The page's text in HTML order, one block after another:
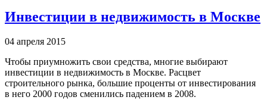
Инвестиции в недвижимость в Москве
04 апреля 2015
Чтобы приумножить свои средства, многие выбирают
инвестиции в недвижимость в Москве. Расцвет
строительного рынка, большие проценты от инвестирования
в него 2000 годов сменились падением в 2008.